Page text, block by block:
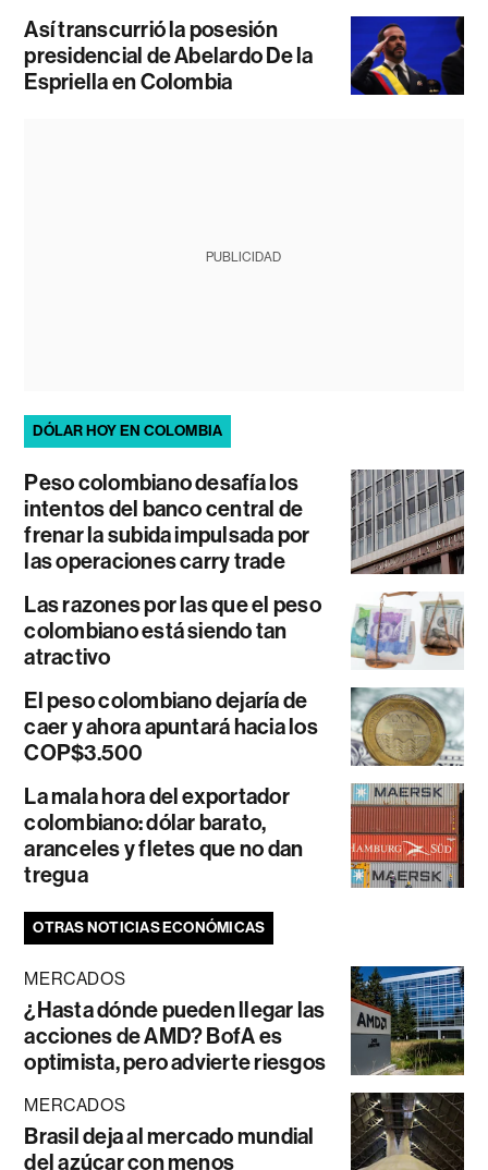
Así transcurrió la posesión
presidencial de Abelardo De la
Espriella en Colombia
PUBLICIDAD
DÓLAR HOY EN COLOMBIA
Peso colombiano desafía los
intentos del banco central de
frenar la subida impulsada por
las operaciones carry trade
Las razones por las que el peso
colombiano está siendo tan
atractivo
El peso colombiano dejaría de
caer y ahora apuntará hacia los
COP$3.500
La mala hora del exportador
colombiano: dólar barato,
aranceles y fletes que no dan
tregua
OTRAS NOTICIAS ECONÓMICAS
MERCADOS
¿Hasta dónde pueden llegar las
acciones de AMD? BofA es
optimista, pero advierte riesgos
MERCADOS
Brasil deja al mercado mundial
del azúcar con menos